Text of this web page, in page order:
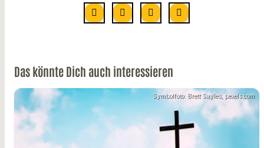
Das könnte Dich auch interessieren
Symbolfoto: Brett Sayles, pexels.com